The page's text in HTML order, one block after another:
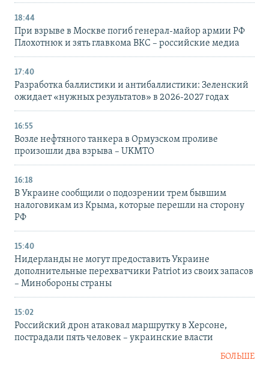
18:44
При взрыве в Москве погиб генерал-майор армии РФ
Плохотнюк и зять главкома ВКС – российские медиа
17:40
Разработка баллистики и антибаллистики: Зеленский
ожидает «нужных результатов» в 2026-2027 годах
16:55
Возле нефтяного танкера в Ормузском проливе
произошли два взрыва – UKMTO
16:18
В Украине сообщили о подозрении трем бывшим
налоговикам из Крыма, которые перешли на сторону
РФ
15:40
Нидерланды не могут предоставить Украине
дополнительные перехватчики Patriot из своих запасов
– Минобороны страны
15:02
Российский дрон атаковал маршрутку в Херсоне,
пострадали пять человек – украинские власти
БОЛЬШЕ